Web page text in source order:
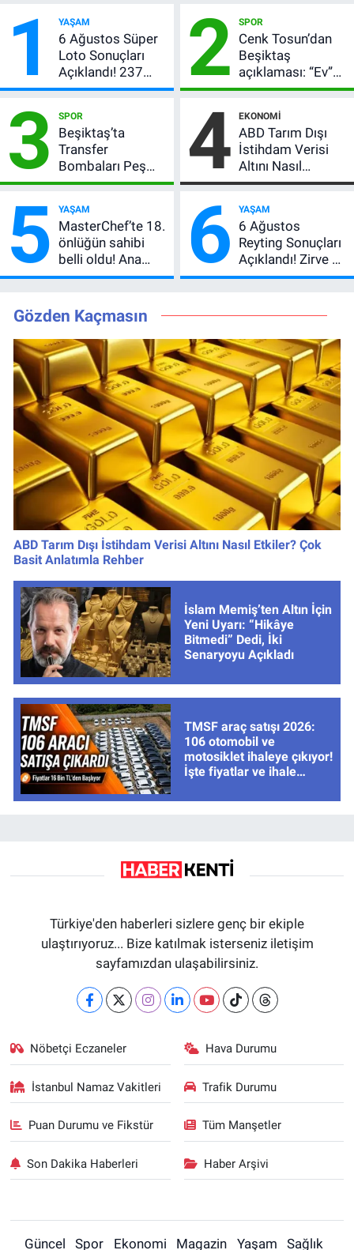
1 YAŞAM
6 Ağustos Süper
Loto Sonuçları
Açıklandı! 237
Milyon TL’lik
2 SPOR
Cenk Tosun’dan
Beşiktaş
açıklaması: “Ev”
dedi, asıl mesajı
verdi
3 SPOR
Beşiktaş’ta
Transfer
Bombaları Peş
Peşe! Adalı
Açıkladı, 5 Yıldız
Daha Listede
4 EKONOMI
ABD Tarım Dışı
İstihdam Verisi
Altını Nasıl
Etkiler? Çok Basit
5 YAŞAM
MasterChef’te 18.
önlüğün sahibi
belli oldu! Ana
kadroya giren
oldu?
6 YAŞAM
6 Ağustos
Reyting Sonuçları
Açıklandı! Zirve El
Değiştirdi:
Gözden Kaçmasın
ABD Tarım Dışı İstihdam Verisi Altını Nasıl Etkiler? Çok
Basit Anlatımla Rehber
İslam Memiş’ten Altın İçin
Yeni Uyarı: “Hikâye
Bitmedi” Dedi, İki
Senaryoyu Açıkladı
TMSF araç satışı 2026:
106 otomobil ve
motosiklet ihaleye çıkıyor!
İşte fiyatlar ve ihale
Türkiye'den haberleri sizlere genç bir ekiple
ulaştırıyoruz... Bize katılmak isterseniz iletişim
sayfamızdan ulaşabilirsiniz.
Nöbetçi Eczaneler Hava Durumu
İstanbul Namaz Vakitleri Trafik Durumu
Puan Durumu ve Fikstür Tüm Manşetler
Son Dakika Haberleri Haber Arşivi
Güncel Spor Ekonomi Magazin Yaşam Sağlık